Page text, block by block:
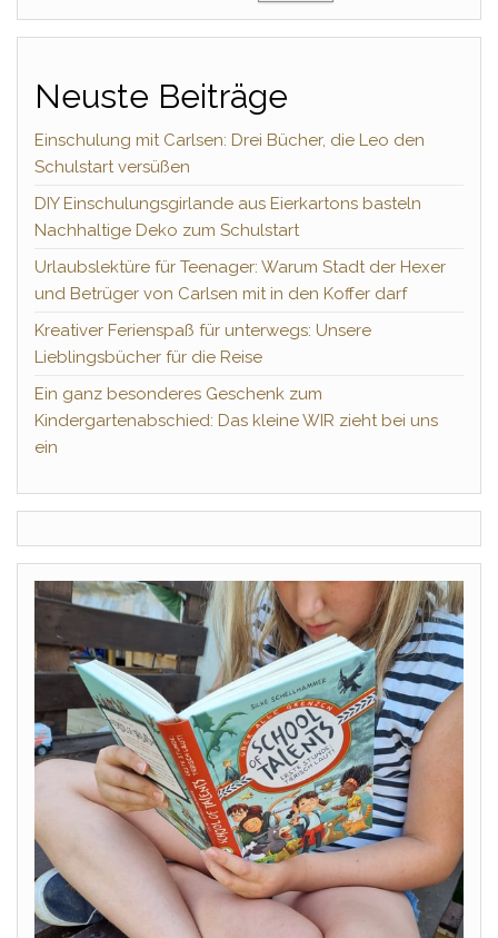
Neuste Beiträge
Einschulung mit Carlsen: Drei Bücher, die Leo den
Schulstart versüßen
DIY Einschulungsgirlande aus Eierkartons basteln
Nachhaltige Deko zum Schulstart
Urlaubslektüre für Teenager: Warum Stadt der Hexer
und Betrüger von Carlsen mit in den Koffer darf
Kreativer Ferienspaß für unterwegs: Unsere
Lieblingsbücher für die Reise
Ein ganz besonderes Geschenk zum
Kindergartenabschied: Das kleine WIR zieht bei uns
ein